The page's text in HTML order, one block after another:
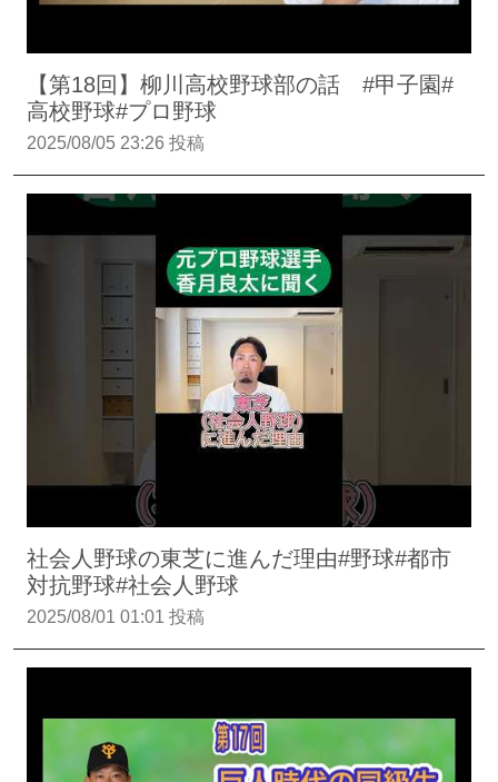
【第18回】柳川高校野球部の話 #甲子園#
高校野球#プロ野球
2025/08/05 23:26 投稿
社会人野球の東芝に進んだ理由#野球#都市
対抗野球#社会人野球
2025/08/01 01:01 投稿